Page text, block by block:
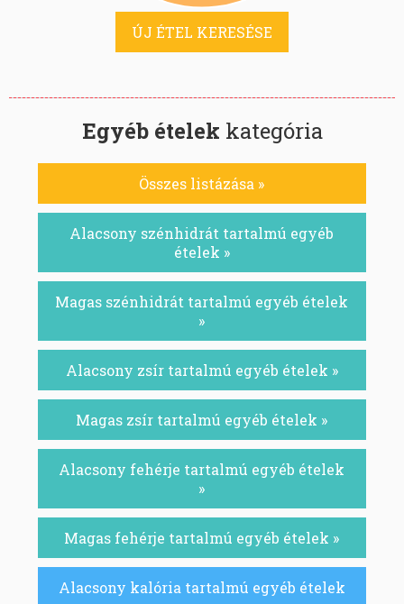
ÚJ ÉTEL KERESÉSE
Egyéb ételek kategória
Összes listázása »
Alacsony szénhidrát tartalmú egyéb
ételek »
Magas szénhidrát tartalmú egyéb ételek
»
Alacsony zsír tartalmú egyéb ételek »
Magas zsír tartalmú egyéb ételek »
Alacsony fehérje tartalmú egyéb ételek
»
Magas fehérje tartalmú egyéb ételek »
Alacsony kalória tartalmú egyéb ételek